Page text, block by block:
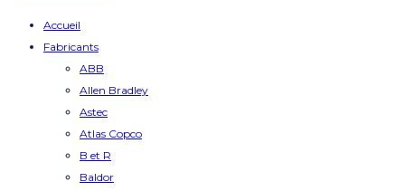
Accueil
Fabricants
ABB
Allen Bradley
Astec
Atlas Copco
B et R
Baldor